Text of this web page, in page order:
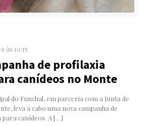
às 10:15
de profilaxia
canídeos no Monte
do Funchal, em parceria com a Junta de
leva a cabo uma nova campanha de
canídeos. A[…]